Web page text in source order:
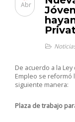
Abr
De acuerdo a la
Empleo se reformó
siguiente manera:
Plaza de trabajo